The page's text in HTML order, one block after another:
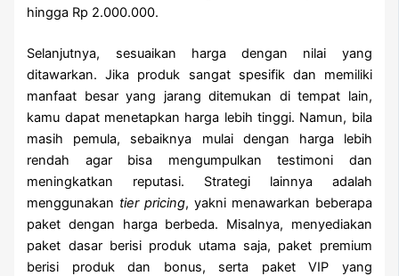
hingga Rp 2.000.000.
Selanjutnya, sesuaikan harga dengan nilai yang
ditawarkan. Jika produk sangat spesifik dan memiliki
manfaat besar yang jarang ditemukan di tempat lain,
kamu dapat menetapkan harga lebih tinggi. Namun, bila
masih pemula, sebaiknya mulai dengan harga lebih
rendah agar bisa mengumpulkan testimoni dan
meningkatkan reputasi. Strategi lainnya adalah
menggunakan tier pricing, yakni menawarkan beberapa
paket dengan harga berbeda. Misalnya, menyediakan
paket dasar berisi produk utama saja, paket premium
berisi produk dan bonus, serta paket VIP yang